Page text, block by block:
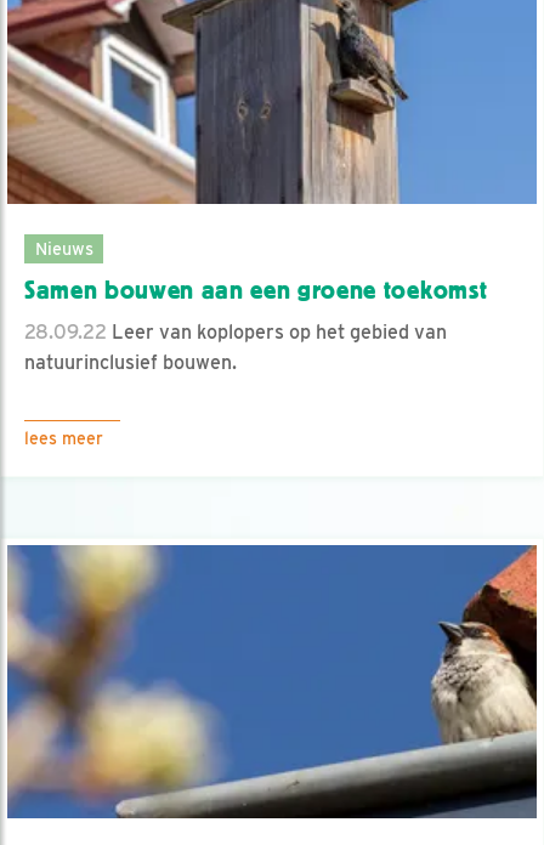
Nieuws
Samen bouwen aan een groene toekomst
28.09.22 Leer van koplopers op het gebied van
natuurinclusief bouwen.
lees meer